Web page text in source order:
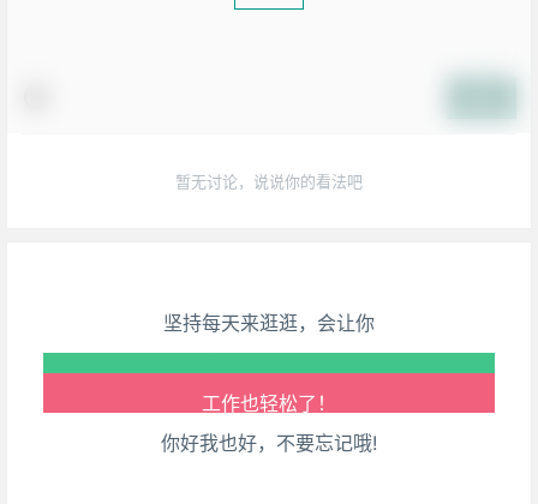
暂无讨论，说说你的看法吧
坚持每天来逛逛，会让你
腿也不痛了！
工作也轻松了！
你好我也好，不要忘记哦!